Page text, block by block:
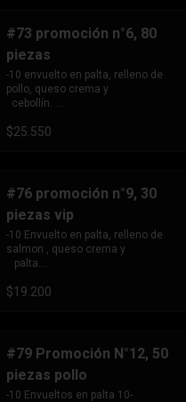
#73 promoción n°6, 80
piezas
-10 envuelto en palta, relleno de
pollo, queso crema y
  cebollín.
kanikama , queso crema
  crema y palta
-10 envuelto en sésamo, relleno de
salmón, queso
   crema y palta
-10 envuelto en queso crema ,
relleno de palmito, choclo
-10 tempura relleno de kanikama,
relleno de queso crema y palta
$25.550
#76 promoción n°9, 30
piezas vip
-10 Envuelto en palta, relleno de
salmon , queso crema y
   palta.
camarón, queso crema
$19.200
#79 Promoción N°12, 50
piezas pollo
-10 Envueltos en palta 10-